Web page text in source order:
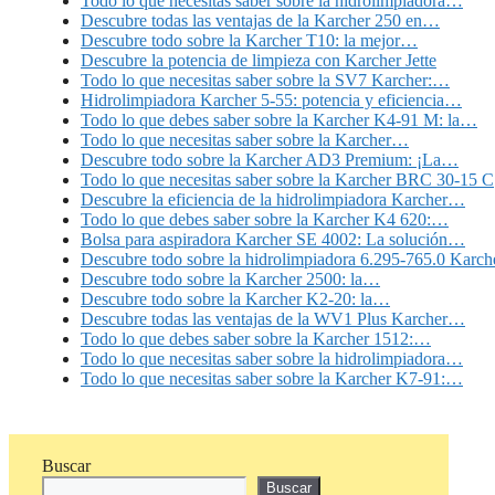
Descubre todas las ventajas de la Karcher 250 en…
Descubre todo sobre la Karcher T10: la mejor…
Descubre la potencia de limpieza con Karcher Jette
Todo lo que necesitas saber sobre la SV7 Karcher:…
Hidrolimpiadora Karcher 5-55: potencia y eficiencia…
Todo lo que debes saber sobre la Karcher K4-91 M: la…
Todo lo que necesitas saber sobre la Karcher…
Descubre todo sobre la Karcher AD3 Premium: ¡La…
Todo lo que necesitas saber sobre la Karcher BRC 30-15 C
Descubre la eficiencia de la hidrolimpiadora Karcher…
Todo lo que debes saber sobre la Karcher K4 620:…
Bolsa para aspiradora Karcher SE 4002: La solución…
Descubre todo sobre la hidrolimpiadora 6.295-765.0
Descubre todo sobre la Karcher 2500: la…
Descubre todo sobre la Karcher K2-20: la…
Descubre todas las ventajas de la WV1 Plus Karcher…
Todo lo que debes saber sobre la Karcher 1512:…
Todo lo que necesitas saber sobre la hidrolimpiadora…
Todo lo que necesitas saber sobre la Karcher K7-91:…
Buscar
Buscar